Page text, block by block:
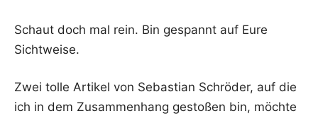
Schaut doch mal rein. Bin gespannt auf Eure
Sichtweise.
Zwei tol­le Arti­kel von Sebas­ti­an Schrö­der, auf die
ich in dem Zusam­men­hang gesto­ßen bin, möch­te